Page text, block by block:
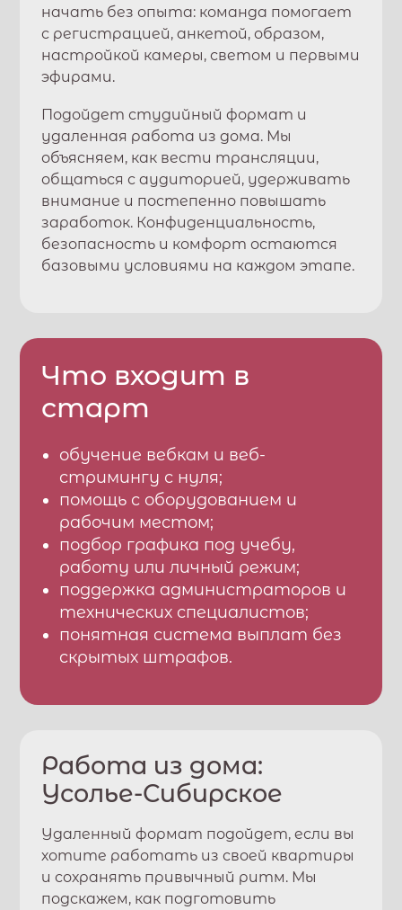
начать без опыта: команда помогает
с регистрацией, анкетой, образом,
настройкой камеры, светом и первыми
эфирами.
Подойдет студийный формат и
удаленная работа из дома. Мы
объясняем, как вести трансляции,
общаться с аудиторией, удерживать
внимание и постепенно повышать
заработок. Конфиденциальность,
безопасность и комфорт остаются
базовыми условиями на каждом этапе.
Что входит в
старт
обучение вебкам и веб-
стримингу с нуля;
помощь с оборудованием и
рабочим местом;
подбор графика под учебу,
работу или личный режим;
поддержка администраторов и
технических специалистов;
понятная система выплат без
скрытых штрафов.
Работа из дома:
Усолье-Сибирское
Удаленный формат подойдет, если вы
хотите работать из своей квартиры
и сохранять привычный ритм. Мы
подскажем, как подготовить